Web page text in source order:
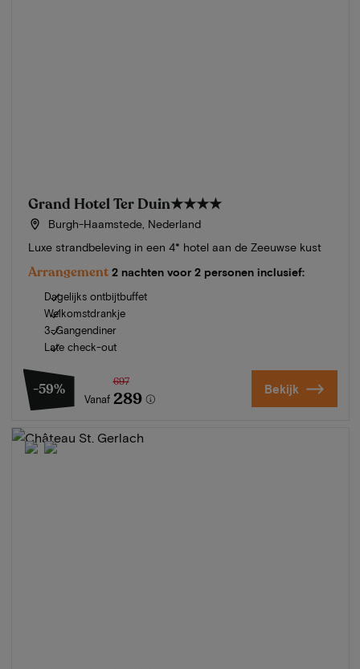
Grand Hotel Ter Duin★★★★
Burgh-Haamstede, Nederland
Luxe strandbeleving in een 4* hotel aan de Zeeuwse kust
Arrangement 2 nachten voor 2 personen inclusief:
Dagelijks ontbijtbuffet
Welkomstdrankje
3-Gangendiner
Late check-out
-59%
Vanaf
697
289 Bekijk